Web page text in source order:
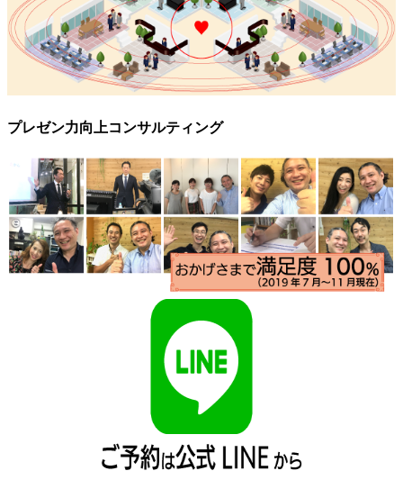
プレゼン力向上コンサルティング